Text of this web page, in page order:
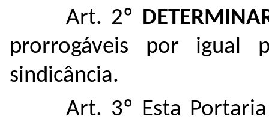
Art. 2º
prorrogáveis por igual
sindicância.
Art. 3º Esta